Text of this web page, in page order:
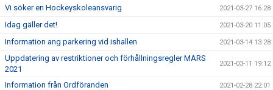
Vi söker en Hockeyskoleansvarig 2021-03-27 16:28
Idag gäller det! 2021-03-20 11:05
Information ang parkering vid ishallen 2021-03-14 13:28
Uppdatering av restriktioner och förhållningsregler MARS
2021
2021-03-11 19:12
Information från Ordföranden 2021-02-28 22:01